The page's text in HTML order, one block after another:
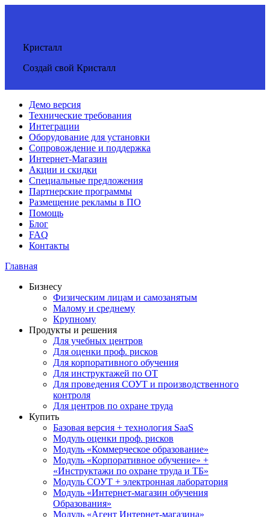
Кристалл
Создай свой Кристалл
Демо версия
Технические требования
Интеграции
Оборудование для установки
Сопровождение и поддержка
Интернет-Магазин
Акции и скидки
Специальные предложения
Партнерские программы
Размещение рекламы в ПО
Помощь
Блог
FAQ
Контакты
Главная
Бизнесу
Физическим лицам и самозанятым
Малому и среднему
Крупному
Продукты и решения
Для учебных центров
Для оценки проф. рисков
Для корпоративного обучения
Для инструктажей по ОТ
Для проведения СОУТ и производственного
контроля
Для центров по охране труда
Купить
Базовая версия + технология SaaS
Модуль оценки проф. рисков
Модуль «Коммерческое образование»
Модуль «Корпоративное обучение» +
«Инструктажи по охране труда и ТБ»
Модуль СОУТ + электронная лаборатория
Модуль «Интернет-магазин обучения
Образования»
Модуль «Агент Интернет-магазина»